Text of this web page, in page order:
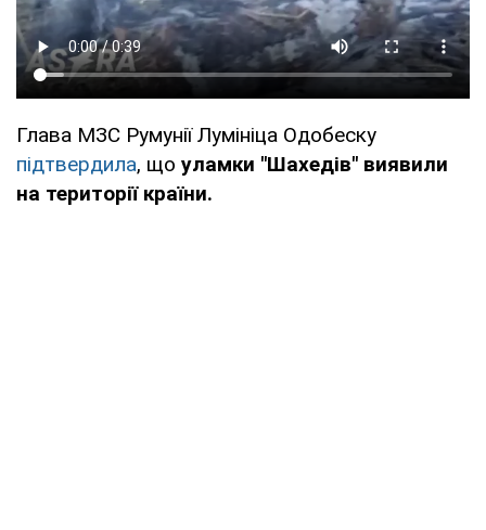
Глава МЗС Румунії Лумініца Одобеску
підтвердила, що уламки "Шахедів" виявили
на території країни.